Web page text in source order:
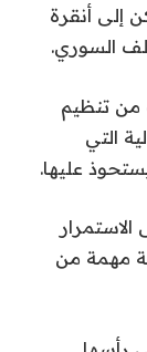
إلى أنقرة
من تنظيم
التي
عليها.
مهمة من